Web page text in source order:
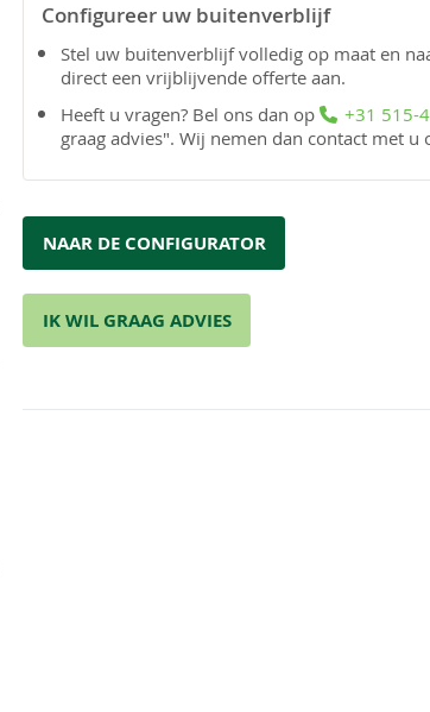
Configureer uw buitenverblijf
Stel uw buitenverblijf volledig op maat en
direct een vrijblijvende offerte aan.
Heeft u vragen? Bel ons dan op
+31 515-
graag advies". Wij nemen dan contact met u
NAAR DE CONFIGURATOR
IK WIL GRAAG ADVIES